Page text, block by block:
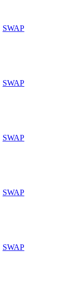
SWAP
SWAP
SWAP
SWAP
SWAP